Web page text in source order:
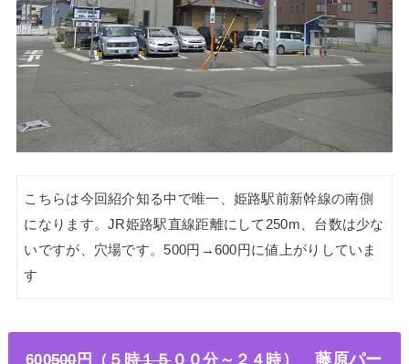
こちらは今回紹介知る中で唯一、姫路駅前新幹線の南側
になります。JR姫路駅直線距離にして250m、台数は少な
いですが、穴場です。500円→600円に値上がりしていま
す
600500円（５時１５００分～２４時）藤原パー